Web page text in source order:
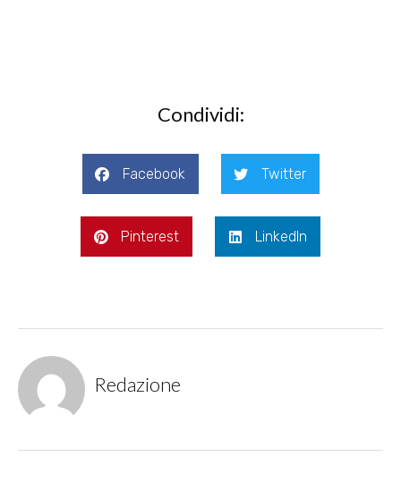
Condividi:
Facebook Twitter
Pinterest LinkedIn
Redazione